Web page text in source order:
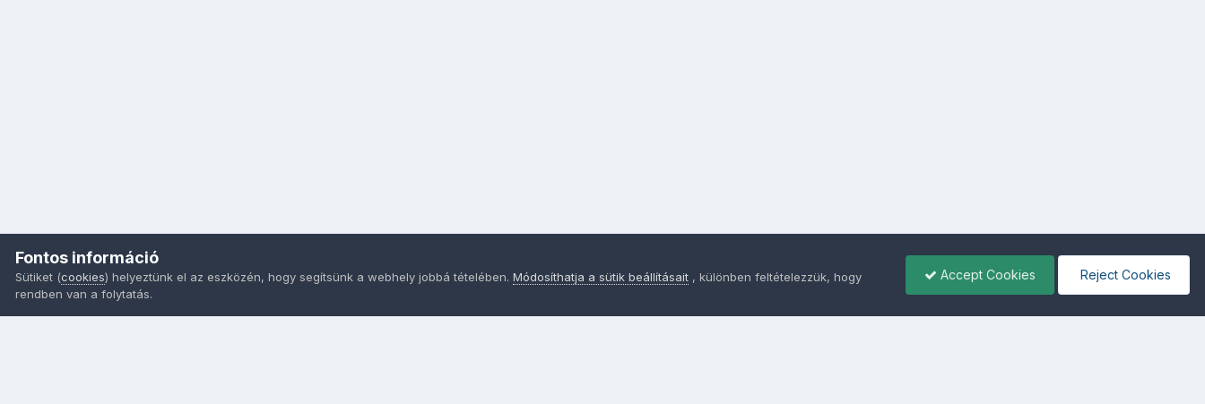
Fontos információ
Sütiket (cookies) helyeztünk el az eszközén, hogy segítsünk a webhely jobbá tételében. Módosíthatja a sütik beállításait , különben feltételezzük, hogy
rendben van a folytatás.
Accept Cookies Reject Cookies